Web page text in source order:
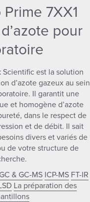
7XX1
pour
Scientific est la solution
d’azote gazeux au sein
Il garantit une
et homogène d’azote
dans le respect de
et de débit. Il sait
divers et variés de
de votre structure de
GC & GC-MS ICP-MS FT-IR
La préparation des